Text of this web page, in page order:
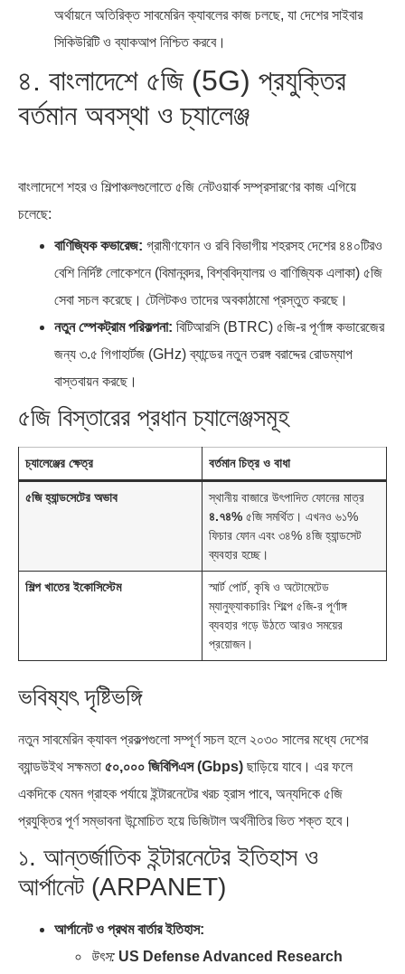
অর্থায়নে অতিরিক্ত সাবমেরিন ক্যাবলের কাজ চলছে, যা দেশের সাইবার
সিকিউরিটি ও ব্যাকআপ নিশ্চিত করবে।
৪. বাংলাদেশে ৫জি (5G) প্রযুক্তির
বর্তমান অবস্থা ও চ্যালেঞ্জ
বাংলাদেশে শহর ও শিল্পাঞ্চলগুলোতে ৫জি নেটওয়ার্ক সম্প্রসারণের কাজ এগিয়ে
চলেছে:
বাণিজ্যিক কভারেজ: গ্রামীণফোন ও রবি বিভাগীয় শহরসহ দেশের ৪৪০টিরও
বেশি নির্দিষ্ট লোকেশনে (বিমানবন্দর, বিশ্ববিদ্যালয় ও বাণিজ্যিক এলাকা) ৫জি
সেবা সচল করেছে। টেলিটকও তাদের অবকাঠামো প্রস্তুত করছে।
নতুন স্পেকট্রাম পরিকল্পনা: বিটিআরসি (BTRC) ৫জি-র পূর্ণাঙ্গ কভারেজের
জন্য ৩.৫ গিগাহার্টজ (GHz) ব্যান্ডের নতুন তরঙ্গ বরাদ্দের রোডম্যাপ
বাস্তবায়ন করছে।
৫জি বিস্তারের প্রধান চ্যালেঞ্জসমূহ
চ্যালেঞ্জের ক্ষেত্র বর্তমান চিত্র ও বাধা
৫জি হ্যান্ডসেটের অভাব
স্থানীয় বাজারে উৎপাদিত ফোনের মাত্র
৪.৭৪% ৫জি সমর্থিত। এখনও ৬১%
ফিচার ফোন এবং ৩৪% ৪জি হ্যান্ডসেট
ব্যবহার হচ্ছে।
শিল্প খাতের ইকোসিস্টেম
স্মার্ট পোর্ট, কৃষি ও অটোমেটেড
ম্যানুফ্যাকচারিং শিল্পে ৫জি-র পূর্ণাঙ্গ
ব্যবহার গড়ে উঠতে আরও সময়ের
প্রয়োজন।
ভবিষ্যৎ দৃষ্টিভঙ্গি
নতুন সাবমেরিন ক্যাবল প্রকল্পগুলো সম্পূর্ণ সচল হলে ২০৩০ সালের মধ্যে দেশের
ব্যান্ডউইথ সক্ষমতা ৫০,০০০ জিবিপিএস (Gbps) ছাড়িয়ে যাবে। এর ফলে
একদিকে যেমন গ্রাহক পর্যায়ে ইন্টারনেটের খরচ হ্রাস পাবে, অন্যদিকে ৫জি
প্রযুক্তির পূর্ণ সম্ভাবনা উন্মোচিত হয়ে ডিজিটাল অর্থনীতির ভিত শক্ত হবে।
১. আন্তর্জাতিক ইন্টারনেটের ইতিহাস ও
আর্পানেট (ARPANET)
আর্পানেট ও প্রথম বার্তার ইতিহাস:
উৎস: US Defense Advanced Research